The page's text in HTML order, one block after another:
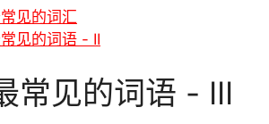
见的词汇
见的词语 - II
常见的词语 - III